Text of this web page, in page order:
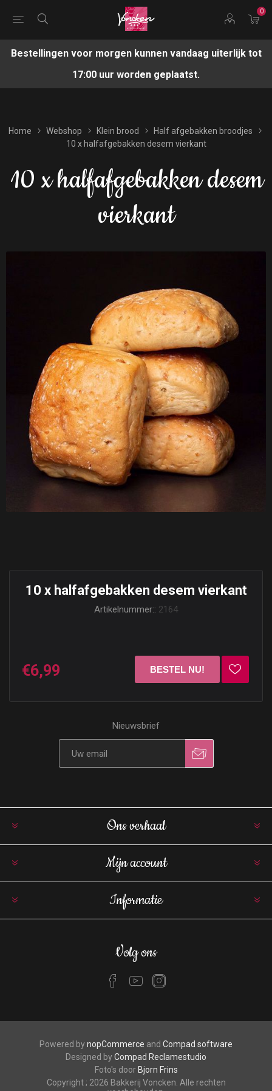
0
Bestellingen voor morgen kunnen vandaag uiterlijk tot
17:00 uur worden geplaatst.
Home Webshop Klein brood
Half afgebakken broodjes
10 x halfafgebakken desem vierkant
10 x halfafgebakken desem
vierkant
10 x halfafgebakken desem vierkant
Artikelnummer:: 2164
€6,99
Nieuwsbrief
Ons verhaal
Mijn account
Informatie
Volg ons
Powered bynopCommerce and Compad software
Designed byCompad Reclamestudio
Foto's door Bjorn Frins
Copyright ; 2026 Bakkerij Voncken. Alle rechten